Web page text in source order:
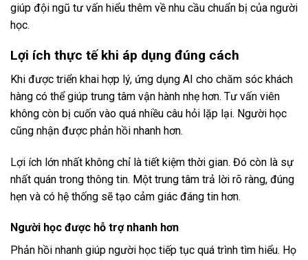
giúp đội ngũ tư vấn hiểu thêm về nhu cầu chuẩn bị của người
học.
Lợi ích thực tế khi áp dụng đúng cách
Khi được triển khai hợp lý, ứng dụng AI cho chăm sóc khách
hàng có thể giúp trung tâm vận hành nhẹ hơn. Tư vấn viên
không còn bị cuốn vào quá nhiều câu hỏi lặp lại. Người học
cũng nhận được phản hồi nhanh hơn.
Lợi ích lớn nhất không chỉ là tiết kiệm thời gian. Đó còn là sự
nhất quán trong thông tin. Một trung tâm trả lời rõ ràng, đúng
hẹn và có hệ thống sẽ tạo cảm giác đáng tin hơn.
Người học được hỗ trợ nhanh hơn
Phản hồi nhanh giúp người học tiếp tục quá trình tìm hiểu. Họ